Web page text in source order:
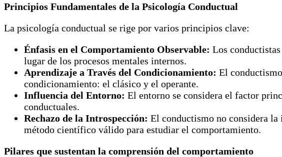
Principios Fundamentales de la Psicología Conductual
La psicología conductual se rige por varios principios clave:
Énfasis en el Comportamiento Observable: Los
lugar de los procesos mentales internos.
Aprendizaje a Través del Condicionamiento: El
condicionamiento: el clásico y el operante.
Influencia del Entorno: El entorno se considera el factor
conductuales.
Rechazo de la Introspección: El conductismo no considera
método científico válido para estudiar el comportamiento.
Pilares que sustentan la comprensión del comportamiento